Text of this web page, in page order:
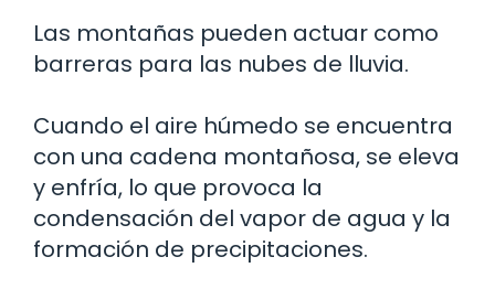
Las montañas pueden actuar como
barreras para las nubes de lluvia.
Cuando el aire húmedo se encuentra
con una cadena montañosa, se eleva
y enfría, lo que provoca la
condensación del vapor de agua y la
formación de precipitaciones.